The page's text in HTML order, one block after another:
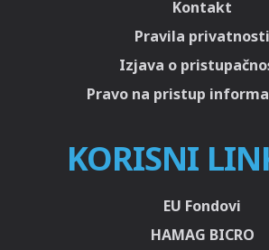
Kontakt
Pravila privatnosti
Izjava o
Pravo na pristup
KORISNI
EU Fondovi
HAMAG BICRO